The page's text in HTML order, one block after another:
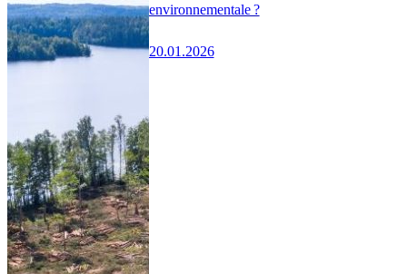
environnementale ?
20.01.2026